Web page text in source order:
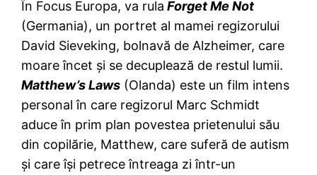
În Focus Europa, va rula Forget Me Not
(Germania), un portret al mamei regizorului
David Sieveking, bolnavă de Alzheimer, care
moare încet şi se decuplează de restul lumii.
Matthew’s Laws (Olanda) este un film intens
personal în care regizorul Marc Schmidt
aduce în prim plan povestea prietenului său
din copilărie, Matthew, care suferă de autism
şi care îşi petrece întreaga zi într-un